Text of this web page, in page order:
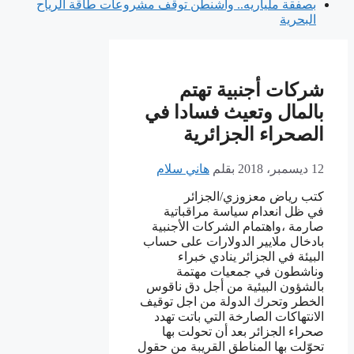
بصفقة ملياريه.. واشنطن توقف مشروعات طاقة الرياح
البحرية
شركات أجنبية تهتم
بالمال وتعيث فسادا في
الصحراء الجزائرية
12 ديسمبر، 2018 بقلم هاني سلام
كتب رياض معزوزي/الجزائر
في ظل انعدام سياسة مراقباتية
صارمة ،واهتمام الشركات الأجنبية
بادخال ملايير الدولارات على حساب
البيئة في الجزائر ينادي خبراء
وناشطون في جمعيات مهتمة
بالشؤون البيئية من أجل دق ناقوس
الخطر وتحرك الدولة من اجل توقيف
الانتهاكات الصارخة التي باتت تهدد
صحراء الجزائر بعد أن تحولت بها
تحوّلت بها المناطق القريبة من حقول